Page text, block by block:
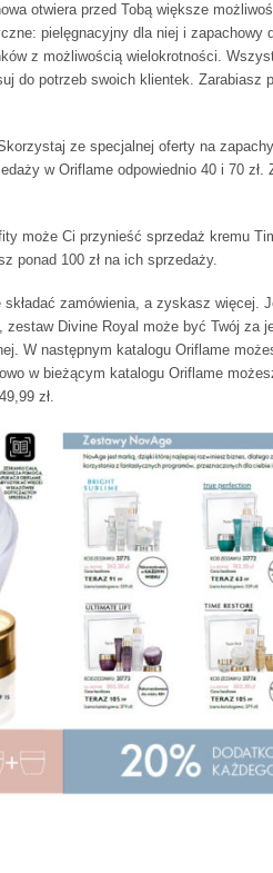
otwiera przed Tobą większe
pielęgnacyjny dla niej i zapachowy
z możliwością wielokrotności.
do potrzeb swoich klientek. Zarabiasz
ze specjalnej oferty na
w Oriflame odpowiednio 40 i 70 zł.
może Ci przynieść sprzedaż kremu
ponad 100 zł na ich sprzedaży.
zamówienia, a zyskasz więcej.
zestaw Divine Royal może być Twój za
W następnym katalogu Oriflame
w bieżącym katalogu Oriflame
zł.